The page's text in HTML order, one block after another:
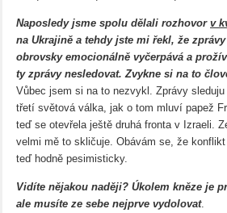
Naposledy jsme spolu dělali rozhovor v
na Ukrajině a tehdy jste mi řekl, že
obrovsky emocionálně vyčerpává a
ty zprávy nesledovat. Zvykne si na to
Vůbec jsem si na to nezvykl. Zprávy
třetí světová válka, jak o tom mluví papež
teď se otevřela ještě druhá fronta v Izraeli.
velmi mě to skličuje. Obávám se, že
teď hodně pesimisticky.
Vidíte nějakou naději? Úkolem kněze je
ale musíte ze sebe nejprve vydolovat.